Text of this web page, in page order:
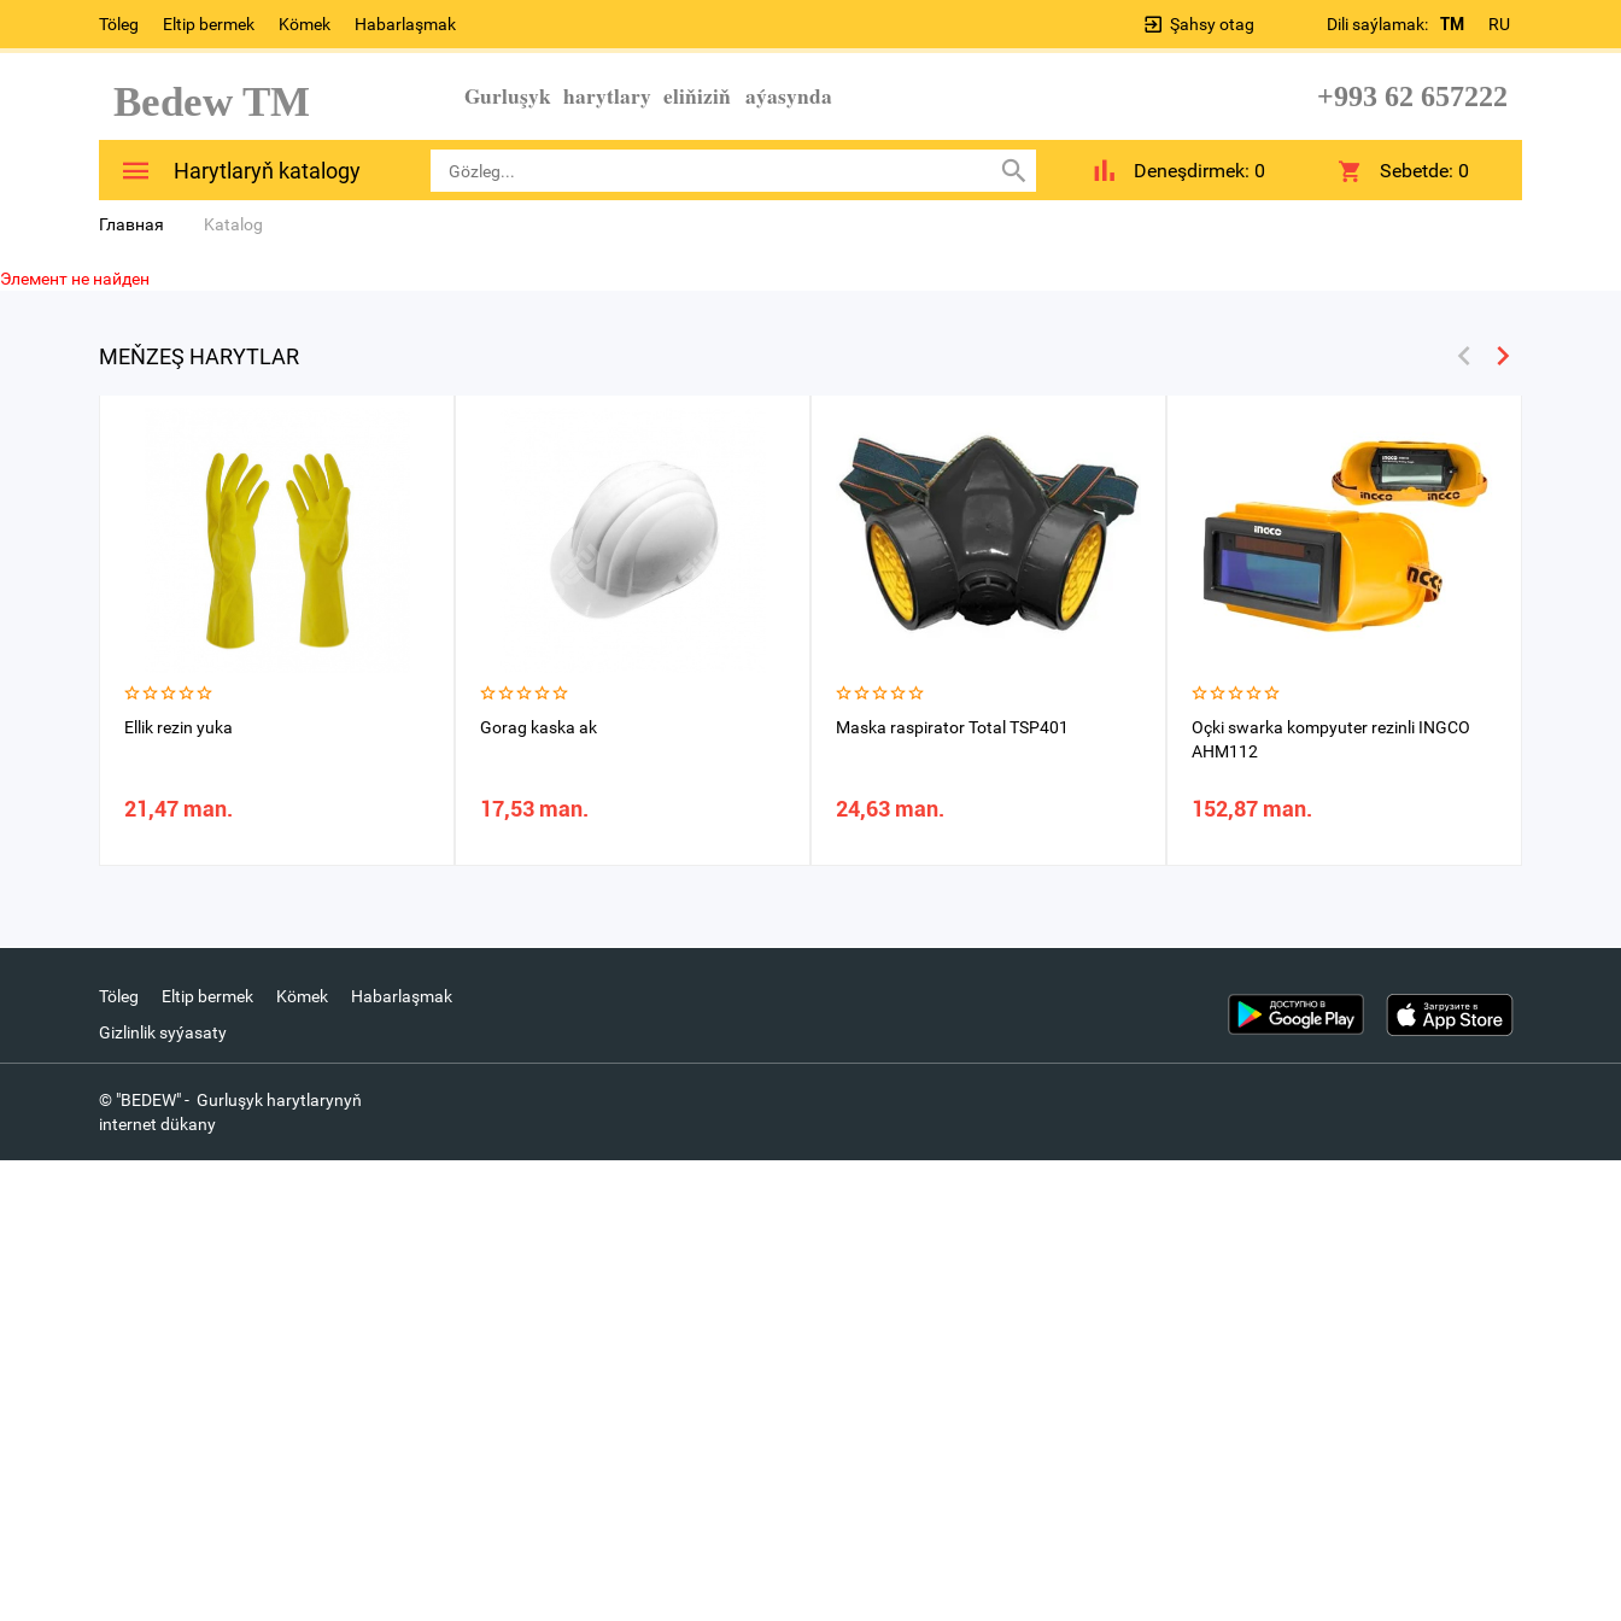
Töleg Eltip bermek Kömek Habarlaşmak Dili saýlamak: TM RU
Şahsy otag
Bedew TM Gurluşyk harytlary eliňiziň aýasynda +993 62 657222
Harytlaryň katalogy Deneşdirmek: 0 Sebetde:0
Главная Katalog
Элемент не найден
MEŇZEŞ HARYTLAR
Ellik rezin yuka
21,47 man.
Gorag kaska ak
17,53 man.
Maska raspirator Total TSP401
24,63 man.
Oçki swarka kompyuter rezinli INGCO
AHM112
152,87 man.
Töleg Eltip bermek Kömek
Habarlaşmak
Gizlinlik syýasaty
© "BEDEW" - Gurluşyk harytlarynyň
internet dükany